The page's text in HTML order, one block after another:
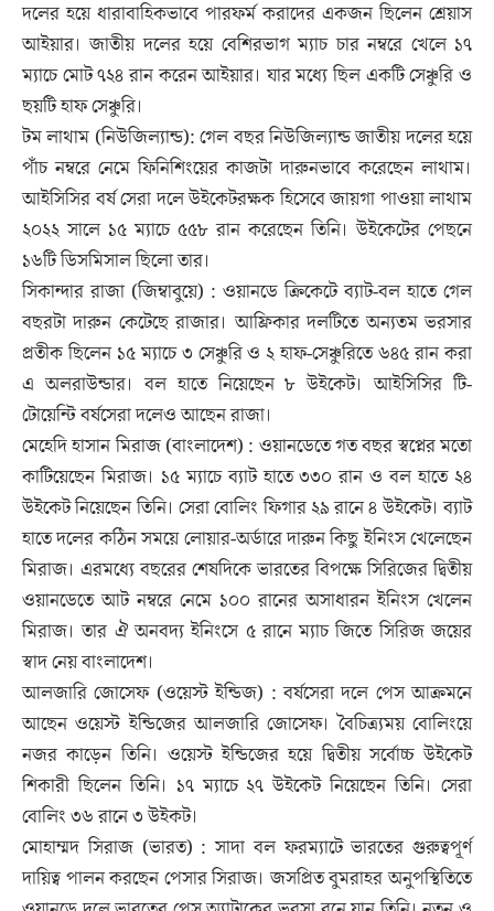
দলের হয়ে ধারাবাহিকভাবে পারফর্ম করাদের একজন ছিলেন শ্রেয়াস
আইয়ার। জাতীয় দলের হয়ে বেশিরভাগ ম্যাচ চার নম্বরে খেলে ১৭
ম্যাচে মোট ৭২৪ রান করেন আইয়ার। যার মধ্যে ছিল একটি সেঞ্চুরি ও
ছয়টি হাফ সেঞ্চুরি।
টম লাথাম (নিউজিল্যান্ড): গেল বছর নিউজিল্যান্ড জাতীয় দলের হয়ে
পাঁচ নম্বরে নেমে ফিনিশিংয়ের কাজটা দারুনভাবে করেছেন লাথাম।
আইসিসির বর্ষ সেরা দলে উইকেটরক্ষক হিসেবে জায়গা পাওয়া লাথাম
২০২২ সালে ১৫ ম্যাচে ৫৫৮ রান করেছেন তিনি। উইকেটের পেছনে
১৬টি ডিসমিসাল ছিলো তার।
সিকান্দার রাজা (জিম্বাবুয়ে) : ওয়ানডে ক্রিকেটে ব্যাট-বল হাতে গেল
বছরটা দারুন কেটেছে রাজার। আফ্রিকার দলটিতে অন্যতম ভরসার
প্রতীক ছিলেন ১৫ ম্যাচে ৩ সেঞ্চুরি ও ২ হাফ-সেঞ্চুরিতে ৬৪৫ রান করা
এ অলরাউন্ডার। বল হাতে নিয়েছেন ৮ উইকেট। আইসিসির টি-
টোয়েন্টি বর্ষসেরা দলেও আছেন রাজা।
মেহেদি হাসান মিরাজ (বাংলাদেশ) : ওয়ানডেতে গত বছর স্বপ্নের মতো
কাটিয়েছেন মিরাজ। ১৫ ম্যাচে ব্যাট হাতে ৩৩০ রান ও বল হাতে ২৪
উইকেট নিয়েছেন তিনি। সেরা বোলিং ফিগার ২৯ রানে ৪ উইকেট। ব্যাট
হাতে দলের কঠিন সময়ে লোয়ার-অর্ডারে দারুন কিছু ইনিংস খেলেছেন
মিরাজ। এরমধ্যে বছরের শেষদিকে ভারতের বিপক্ষে সিরিজের দ্বিতীয়
ওয়ানডেতে আট নম্বরে নেমে ১০০ রানের অসাধারন ইনিংস খেলেন
মিরাজ। তার ঐ অনবদ্য ইনিংসে ৫ রানে ম্যাচ জিতে সিরিজ জয়ের
স্বাদ নেয় বাংলাদেশ।
আলজারি জোসেফ (ওয়েস্ট ইন্ডিজ) : বর্ষসেরা দলে পেস আক্রমনে
আছেন ওয়েস্ট ইন্ডিজের আলজারি জোসেফ। বৈচিত্র্যময় বোলিংয়ে
নজর কাড়েন তিনি। ওয়েস্ট ইন্ডিজের হয়ে দ্বিতীয় সর্বোচ্চ উইকেট
শিকারী ছিলেন তিনি। ১৭ ম্যাচে ২৭ উইকেট নিয়েছেন তিনি। সেরা
বোলিং ৩৬ রানে ৩ উইকট।
মোহাম্মদ সিরাজ (ভারত) : সাদা বল ফরম্যাটে ভারতের গুরুত্বপূর্ণ
দায়িত্ব পালন করছেন পেসার সিরাজ। জসপ্রিত বুমরাহর অনুপস্থিতিতে